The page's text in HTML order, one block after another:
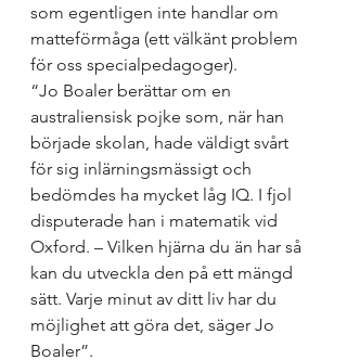
som egentligen inte handlar om
matteförmåga (ett välkänt problem
för oss specialpedagoger).
“Jo Boaler berättar om en
australiensisk pojke som, när han
började skolan, hade väldigt svårt
för sig inlärningsmässigt och
bedömdes ha mycket låg IQ. I fjol
disputerade han i matematik vid
Oxford. – Vilken hjärna du än har så
kan du utveckla den på ett mängd
sätt. Varje minut av ditt liv har du
möjlighet att göra det, säger Jo
Boaler”.